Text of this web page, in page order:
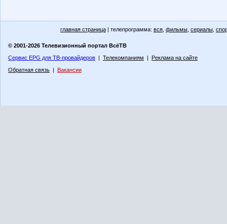
главная страница | телепрограмма: вся фильмы сериалы
© 2001-2026 Телевизионный портал ВсёТВ
Сервис EPG для ТВ-провайдеров | Телекомпаниям | Реклама на сайте
Обратная связь | Вакансии